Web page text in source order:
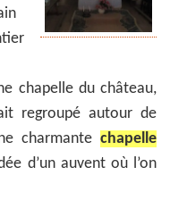
chapelle du château,
regroupé autour de
charmante chapelle
d’un auvent où l’on